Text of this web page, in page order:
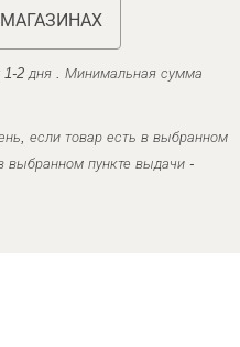
2 дня . Минимальная сумма
если товар есть в выбранном
выбранном пункте выдачи -